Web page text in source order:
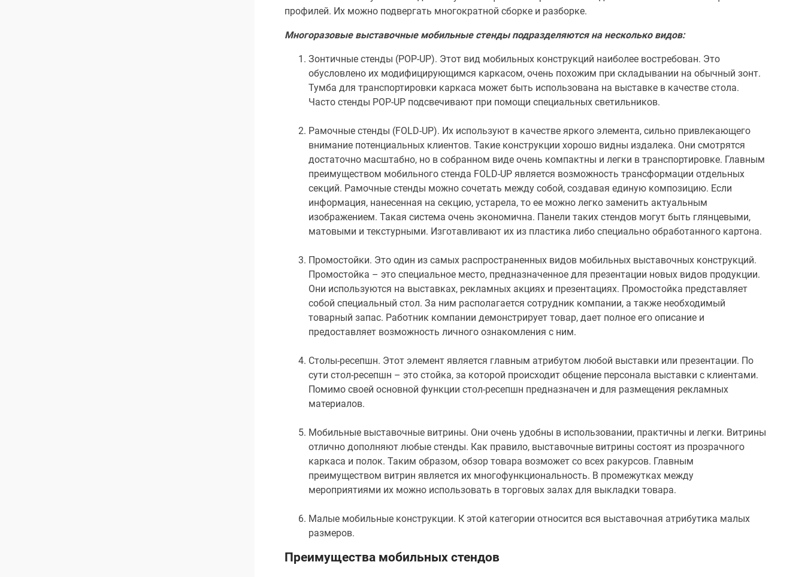
профилей. Их можно подвергать многократной сборке и разборке.
Многоразовые выставочные мобильные стенды подразделяются на несколько видов:
Зонтичные стенды (POP-UP). Этот вид мобильных конструкций наиболее востребован. Это
обусловлено их модифицирующимся каркасом, очень похожим при складывании на обычный зонт.
Тумба для транспортировки каркаса может быть использована на выставке в качестве стола.
Часто стенды POP-UP подсвечивают при помощи специальных светильников.
Рамочные стенды (FOLD-UP). Их используют в качестве яркого элемента, сильно привлекающего
внимание потенциальных клиентов. Такие конструкции хорошо видны издалека. Они смотрятся
достаточно масштабно, но в собранном виде очень компактны и легки в транспортировке. Главным
преимуществом мобильного стенда FOLD-UP является возможность трансформации отдельных
секций. Рамочные стенды можно сочетать между собой, создавая единую композицию. Если
информация, нанесенная на секцию, устарела, то ее можно легко заменить актуальным
изображением. Такая система очень экономична. Панели таких стендов могут быть глянцевыми,
матовыми и текстурными. Изготавливают их из пластика либо специально обработанного картона.
Промостойки. Это один из самых распространенных видов мобильных выставочных конструкций.
Промостойка – это специальное место, предназначенное для презентации новых видов продукции.
Они используются на выставках, рекламных акциях и презентациях. Промостойка представляет
собой специальный стол. За ним располагается сотрудник компании, а также необходимый
товарный запас. Работник компании демонстрирует товар, дает полное его описание и
предоставляет возможность личного ознакомления с ним.
Столы-ресепшн. Этот элемент является главным атрибутом любой выставки или презентации. По
сути стол-ресепшн – это стойка, за которой происходит общение персонала выставки с клиентами.
Помимо своей основной функции стол-ресепшн предназначен и для размещения рекламных
материалов.
Мобильные выставочные витрины. Они очень удобны в использовании, практичны и легки. Витрины
отлично дополняют любые стенды. Как правило, выставочные витрины состоят из прозрачного
каркаса и полок. Таким образом, обзор товара возможет со всех ракурсов. Главным
преимуществом витрин является их многофункциональность. В промежутках между
мероприятиями их можно использовать в торговых залах для выкладки товара.
Малые мобильные конструкции. К этой категории относится вся выставочная атрибутика малых
размеров.
Преимущества мобильных стендов